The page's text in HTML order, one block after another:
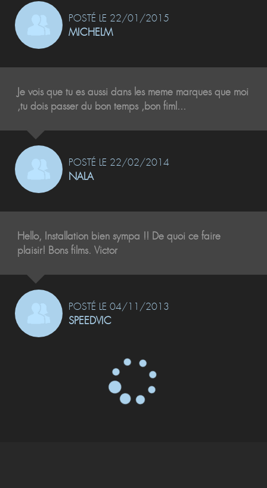
POSTÉ LE 22/01/2015
MICHELM
Je vois que tu es aussi dans les meme marques que moi
,tu dois passer du bon temps ,bon fiml...
POSTÉ LE 22/02/2014
NALA
Hello, Installation bien sympa !! De quoi ce faire
plaisir! Bons films. Victor
POSTÉ LE 04/11/2013
SPEEDVIC